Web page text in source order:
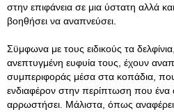
στην επιφάνεια σε μια ύστατη αλλά
βοηθήσει να αναπνεύσει.
Σϋμφωνα με τους ειδικούς τα
ανεπτυγμένη ευφυία τους, έχουν
συμπεριφοράς μέσα στα κοπάδια, που
ενδιαφέρον στην περίπτωση που ένα
αρρωστήσει. Μάλιστα, όπως